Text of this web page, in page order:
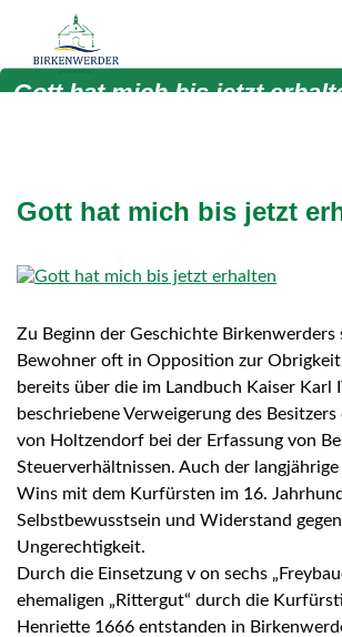
Zum Hauptinhalt springen
Gott hat mich bis jetzt
Gott hat mich bis jetzt
Zu Beginn der Geschichte Birkenwerders
Bewohner oft in Opposition zur
bereits über die im Landbuch Kaiser Karl
beschriebene Verweigerung des
von Holtzendorf bei der Erfassung von
Steuerverhältnissen. Auch der
Wins mit dem Kurfürsten im 16.
Selbstbewusstsein und Widerstand
Ungerechtigkeit.
Durch die Einsetzung v on sechs
ehemaligen „Rittergut“ durch die
Henriette 1666 entstanden in